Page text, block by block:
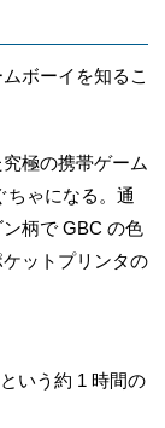
ボーイを知るこ
極の携帯ゲーム
ちゃになる。通
柄で GBC の色
ットプリンタの
という約 1 時間の